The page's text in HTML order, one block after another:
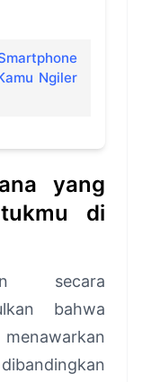
Ngiler
yang
di
secara
bahwa